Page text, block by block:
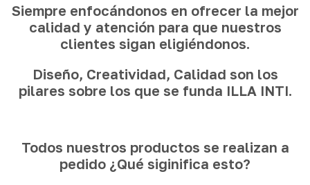
Siempre enfocándonos en ofrecer la mejor
calidad y atención para que nuestros
clientes sigan eligiéndonos.
Diseño, Creatividad, Calidad son los
pilares sobre los que se funda ILLA INTI.
Todos nuestros productos se realizan a
pedido ¿Qué siginifica esto?